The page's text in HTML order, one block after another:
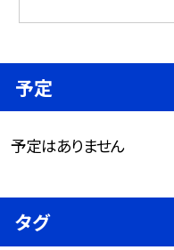
予定
予定はありません
タグ